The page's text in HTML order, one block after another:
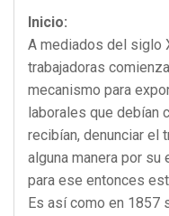
Inicio:
A mediados del siglo
trabajadoras
mecanismo para
laborales que debían
recibían, denunciar el
alguna manera por
para ese entonces
Es así como en 1857